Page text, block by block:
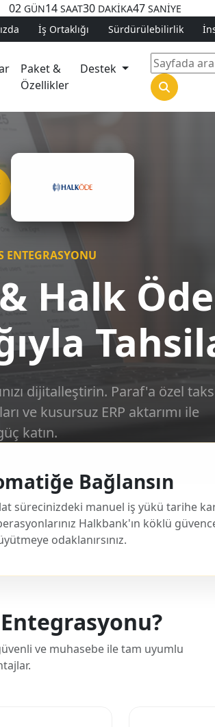
02 GÜN14 SAAT30 DAKİKA47 SANİYE
İş Ortaklığı Sürdürülebilirlik
Paket &
Özellikler
Destek
ENTEGRASYONU
& Halk Öde
dijitalleştirin. Paraf'a özel
ve kusursuz ERP aktarımı ile
katın.
Bağlansın
sürecinizdeki manuel iş yükü tarihe
Halkbank'ın köklü
odaklanırsınız.
ve muhasebe ile tam uyumlu